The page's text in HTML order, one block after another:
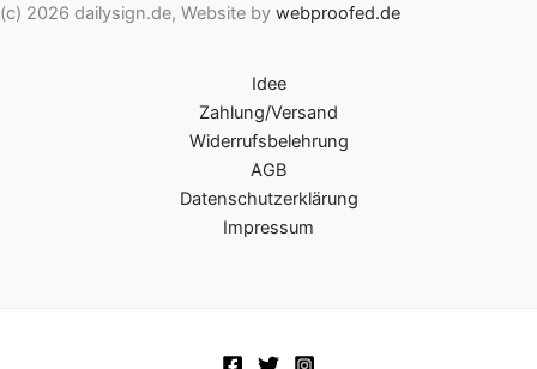
(c) 2026 dailysign.de, Website by webproofed.de
Idee
Zahlung/Versand
Widerrufsbelehrung
AGB
Datenschutzerklärung
Impressum